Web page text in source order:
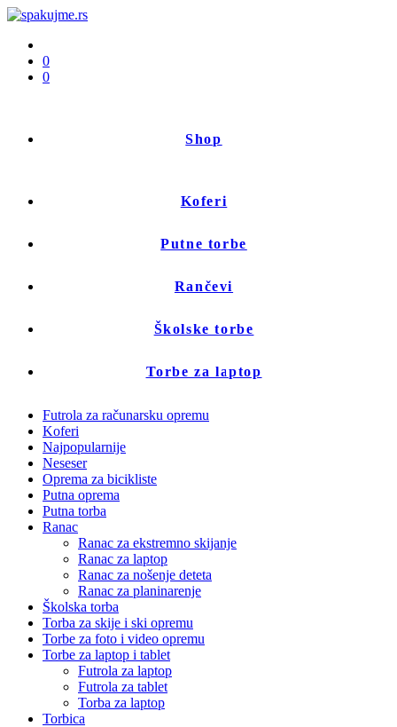
0
0
Shop
Koferi
Putne torbe
Rančevi
Školske torbe
Torbe za laptop
Futrola za računarsku opremu
Koferi
Najpopularnije
Neseser
Oprema za bicikliste
Putna oprema
Putna torba
Ranac
Ranac za ekstremno skijanje
Ranac za laptop
Ranac za nošenje deteta
Ranac za planinarenje
Školska torba
Torba za skije i ski opremu
Torbe za foto i video opremu
Torbe za laptop i tablet
Futrola za laptop
Futrola za tablet
Torba za laptop
Torbica